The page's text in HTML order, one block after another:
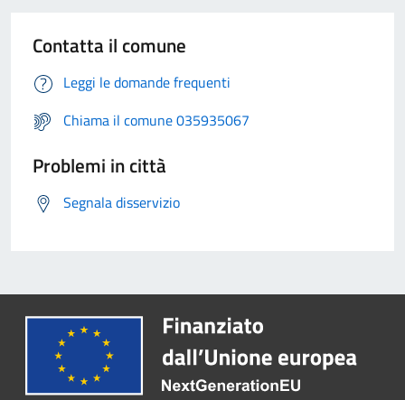
Contatta il comune
Leggi le domande frequenti
Chiama il comune 035935067
Problemi in città
Segnala disservizio